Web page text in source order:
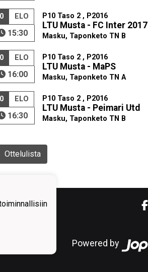
ELO
15:30
P10 Taso 2 , P2016
LTU Musta - FC Inter 2017
Masku, Taponketo TN B
ELO
16:00
P10 Taso 2 , P2016
LTU Musta - MaPS
Masku, Taponketo TN A
ELO
16:30
P10 Taso 2 , P2016
LTU Musta - Peimari Utd
Masku, Taponketo TN B
Ottelulista
Powered by